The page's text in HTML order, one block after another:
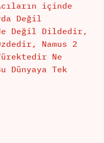
içinde
Değil
Değil Dildedir,
Namus 2
Ne
Dünyaya Tek